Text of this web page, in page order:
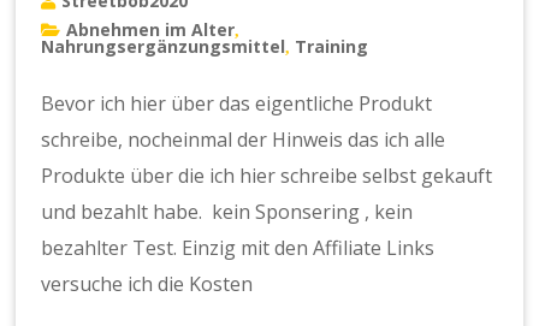
Abnehmen im Alter
Nahrungsergänzungsmittel Training
Bevor ich hier über das eigentliche Produkt
schreibe, nocheinmal der Hinweis das ich alle
Produkte über die ich hier schreibe selbst gekauft
und bezahlt habe. kein Sponsering , kein
bezahlter Test. Einzig mit den Affiliate Links
versuche ich die Kosten